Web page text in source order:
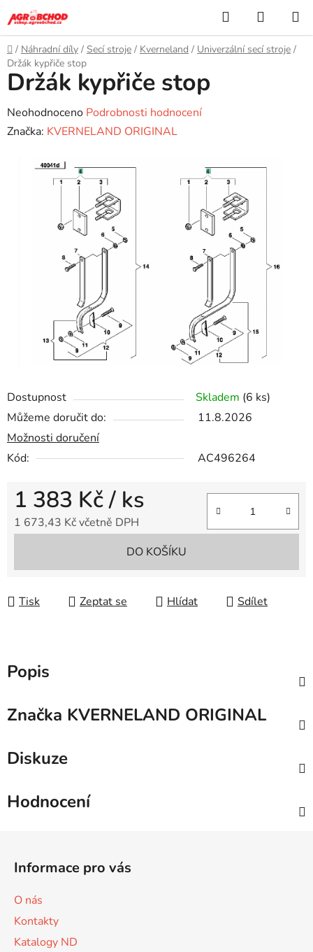
na
obsah
Hledat
KOŠÍK
Domů
/ Náhradní díly / Secí stroje / Kverneland / Univerzální secí stroje /
Držák kypřiče stop
Dostupnost Skladem (6 ks)
Můžeme doručit do:
11.8.2026
Možnosti doručení
Kód:
AC496264
1 383 Kč/ ks
1 673,43 Kč včetně DPH
DO KOŠÍKU
Tisk Zeptat se Hlídat Sdílet
Držák kypřiče stop
Průměrné
hodnocení
Neohodnoceno Podrobnosti hodnocení
Značka: KVERNELAND ORIGINAL
Popis
Značka KVERNELAND ORIGINAL
Diskuze
Hodnocení
Informace pro vás
O nás
Kontakty
Katalogy ND